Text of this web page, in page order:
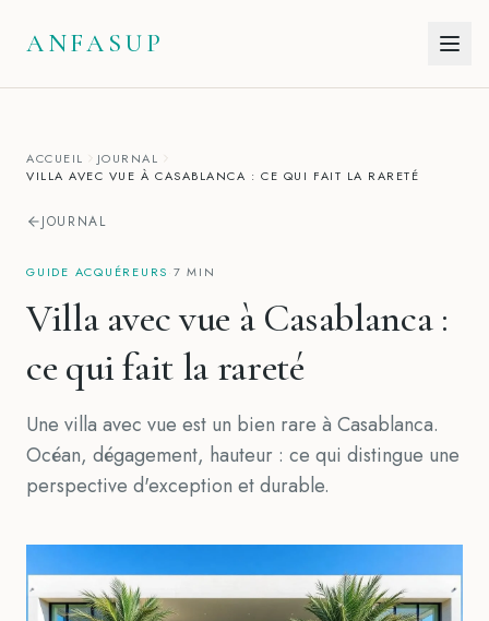
ANFASUP
ACCUEIL
JOURNAL
VILLA AVEC VUE À CASABLANCA : CE QUI FAIT LA RARETÉ
JOURNAL
GUIDE ACQUÉREURS 7 MIN
Villa avec vue à Casablanca :
ce qui fait la rareté
Une villa avec vue est un bien rare à Casablanca.
Océan, dégagement, hauteur : ce qui distingue une
perspective d'exception et durable.